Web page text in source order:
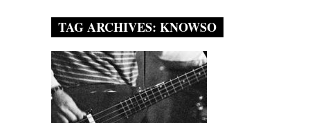
TAG ARCHIVES: KNOWSO